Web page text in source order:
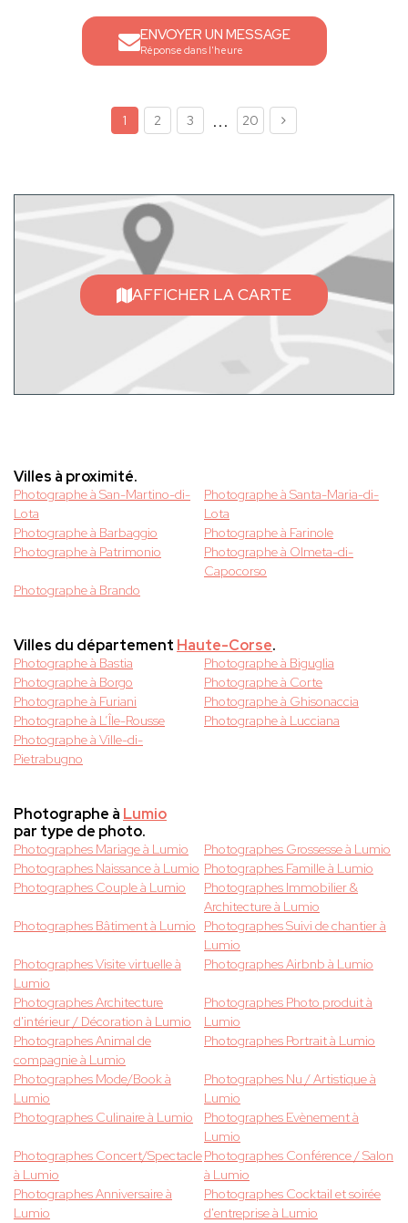
ENVOYER UN MESSAGE
Réponse dans l'heure
1 2 3 ... 20
AFFICHER LA CARTE
Villes à proximité.
Photographe à San-Martino-di-
Lota
Photographe à Santa-Maria-di-
Lota
Photographe à Barbaggio
Photographe à Farinole
Photographe à Patrimonio
Photographe à Olmeta-di-
Capocorso
Photographe à Brando
Villes du département Haute-Corse.
Photographe à Bastia
Photographe à Biguglia
Photographe à Borgo
Photographe à Corte
Photographe à Furiani
Photographe à Ghisonaccia
Photographe à L’Île-Rousse
Photographe à Lucciana
Photographe à Ville-di-
Pietrabugno
Photographe à Lumio
par type de photo.
Photographes Mariage à Lumio
Photographes Grossesse à Lumio
Photographes Naissance à Lumio Photographes Famille à Lumio
Photographes Couple à Lumio
Photographes Immobilier &
Architecture à Lumio
Photographes Bâtiment à Lumio
Photographes Suivi de chantier à
Lumio
Photographes Visite virtuelle à
Lumio
Photographes Airbnb à Lumio
Photographes Architecture
d'intérieur / Décoration à Lumio
Photographes Photo produit à
Lumio
Photographes Animal de
compagnie à Lumio
Photographes Portrait à Lumio
Photographes Mode/Book à
Lumio
Photographes Nu / Artistique à
Lumio
Photographes Culinaire à Lumio
Photographes Evènement à
Lumio
Photographes Concert/Spectacle
à Lumio
Photographes Conférence / Salon
à Lumio
Photographes Anniversaire à
Lumio
Photographes Cocktail et soirée
d'entreprise à Lumio